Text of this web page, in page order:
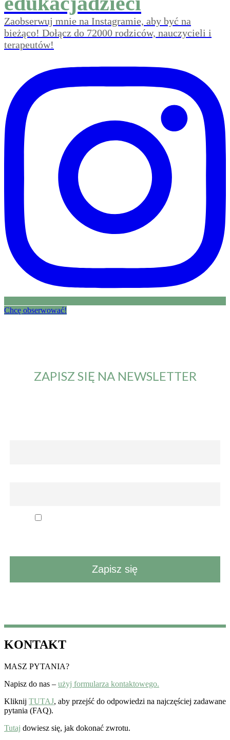
Zaobserwuj mnie na Instagramie, aby być na
bieżąco! Dołącz do 72000 rodziców, nauczycieli i
terapeutów!
Chcę obserwować!
ZAPISZ SIĘ NA NEWSLETTER
KONTAKT
MASZ PYTANIA?
Napisz do nas – użyj formularza kontaktowego.
Kliknij TUTAJ, aby przejść do odpowiedzi na najczęściej zadawane
pytania (FAQ).
Tutaj dowiesz się, jak dokonać zwrotu.